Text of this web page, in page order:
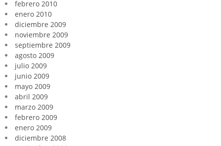
febrero 2010
enero 2010
diciembre 2009
noviembre 2009
septiembre 2009
agosto 2009
julio 2009
junio 2009
mayo 2009
abril 2009
marzo 2009
febrero 2009
enero 2009
diciembre 2008